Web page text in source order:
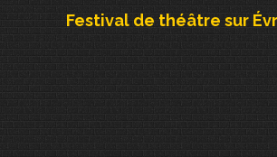
Festival de théâtre sur